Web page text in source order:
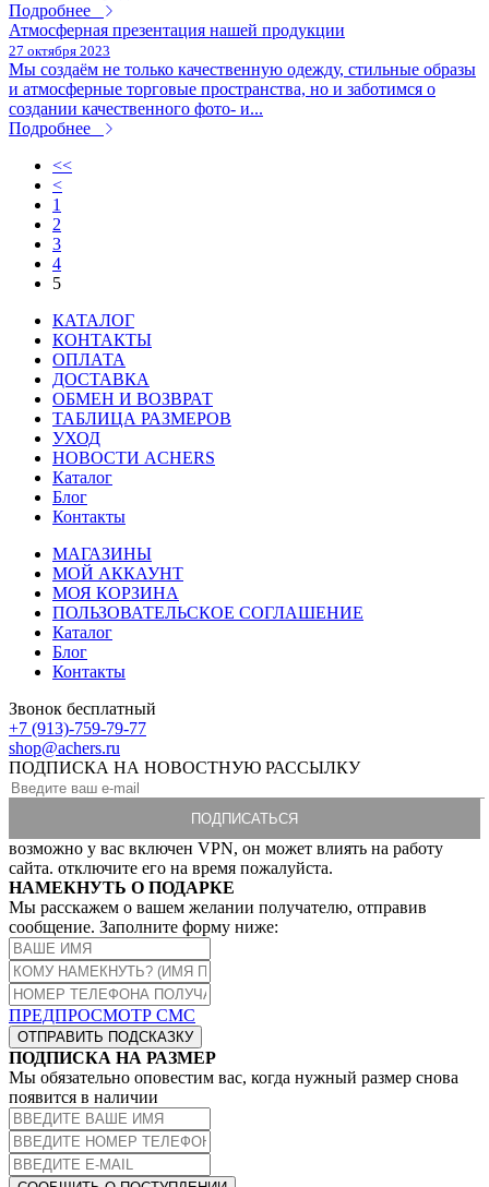
Подробнее
Атмосферная презентация нашей продукции
27 октября 2023
Мы создаём не только качественную одежду, стильные образы
и атмосферные торговые пространства, но и заботимся о
создании качественного фото- и...
Подробнее
<<
<
1
2
3
4
5
КАТАЛОГ
КОНТАКТЫ
ОПЛАТА
ДОСТАВКА
ОБМЕН И ВОЗВРАТ
ТАБЛИЦА РАЗМЕРОВ
УХОД
НОВОСТИ ACHERS
Каталог
Блог
Контакты
МАГАЗИНЫ
МОЙ АККАУНТ
МОЯ КОРЗИНА
ПОЛЬЗОВАТЕЛЬСКОЕ СОГЛАШЕНИЕ
Каталог
Блог
Контакты
Звонок бесплатный
+7 (913)-759-79-77
shop@achers.ru
ПОДПИСКА НА НОВОСТНУЮ РАССЫЛКУ
возможно у вас включен VPN, он может влиять на работу
сайта. отключите его на время пожалуйста.
НАМЕКНУТЬ О ПОДАРКЕ
Мы расскажем о вашем желании получателю, отправив
сообщение. Заполните форму ниже:
ПРЕДПРОСМОТР СМС
ОТПРАВИТЬ ПОДСКАЗКУ
ПОДПИСКА НА РАЗМЕР
Мы обязательно оповестим вас, когда нужный размер снова
появится в наличии